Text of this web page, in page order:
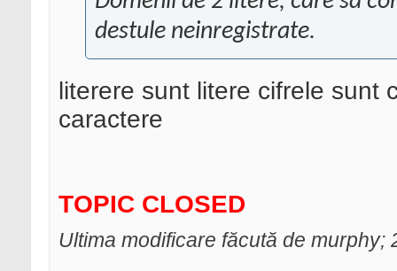
destule neinregistrate.
literere sunt litere cifrele sunt
caractere
TOPIC CLOSED
Ultima modificare făcută de